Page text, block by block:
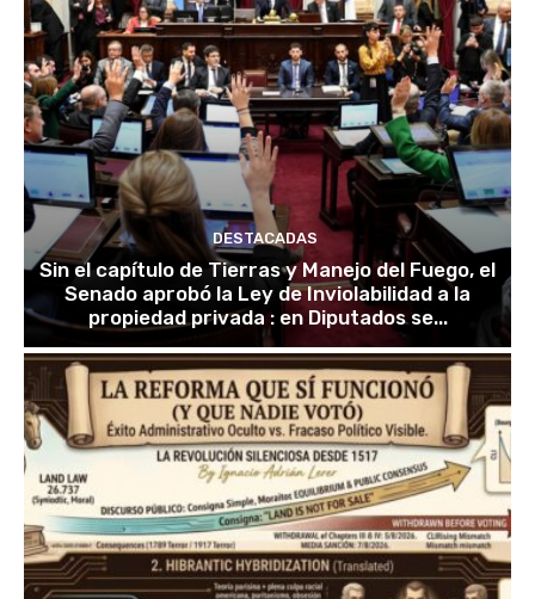
DESTACADAS
Sin el capítulo de Tierras y Manejo del Fuego, el
Senado aprobó la Ley de Inviolabilidad a la
propiedad privada : en Diputados se...